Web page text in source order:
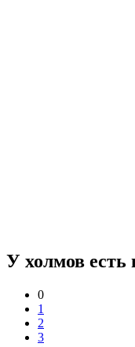
У холмов есть
0
1
2
3